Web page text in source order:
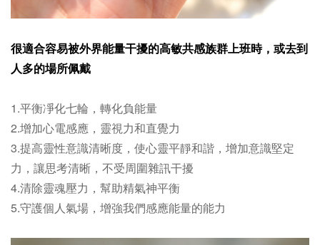
很適合容易被外界能量干擾的高敏共感族群上班時，或去到
人多的場所佩戴
1.平衡凈化七輪，轉化負能量
2.增加心電感應，靈視力和直覺力
3.提高靈性意識清晰度，使心靈平靜和諧，增加意識堅定
力，讓思考清晰，不受周圍雜訊干擾
4.清除靈魂壓力，幫助精氣神平衡
5.守護個人氣場，增強我們感應能量的能力